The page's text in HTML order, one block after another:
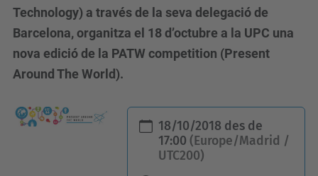
Technology) a través de la seva delegació de
Barcelona, organitza el 18 d’octubre a la UPC una
nova edició de la PATW competition (Present
Around The World).
h
18/10/2018 des de
17:00 (Europe/Madrid /
UTC200)